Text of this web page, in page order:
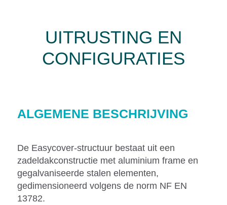
UITRUSTING EN
CONFIGURATIES
ALGEMENE BESCHRIJVING
De Easycover-structuur bestaat uit een
zadeldakconstructie met aluminium frame en
gegalvaniseerde stalen elementen,
gedimensioneerd volgens de norm NF EN
13782.